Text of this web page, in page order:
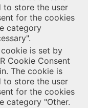
to store the user
for the cookies
category
is set by
Cookie Consent
The cookie is
to store the user
for the cookies
category "Other.